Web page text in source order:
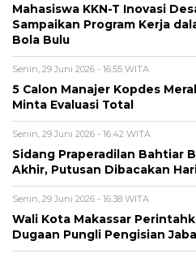
Mahasiswa KKN-T Inovasi
Sampaikan Program Kerja
Bola Bulu
Senin, 29 Juni 2026 - 16:55 WITA
5 Calon Manajer Kopdes
Minta Evaluasi Total
Senin, 29 Juni 2026 - 16:42 WITA
Sidang Praperadilan Bahtiar
Akhir, Putusan Dibacakan
Senin, 29 Juni 2026 - 16:38 WITA
Wali Kota Makassar
Dugaan Pungli Pengisian